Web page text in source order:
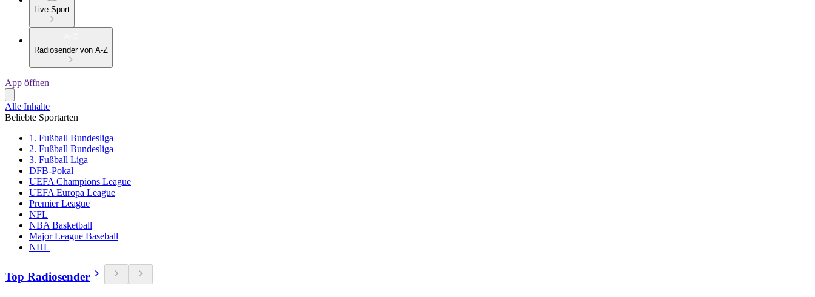
Live Sport
Radiosender von A-Z
App öffnen
Alle Inhalte
Beliebte Sportarten
1. Fußball Bundesliga
2. Fußball Bundesliga
3. Fußball Liga
DFB-Pokal
UEFA Champions League
UEFA Europa League
Premier League
NFL
NBA Basketball
Major League Baseball
NHL
Top Radiosender